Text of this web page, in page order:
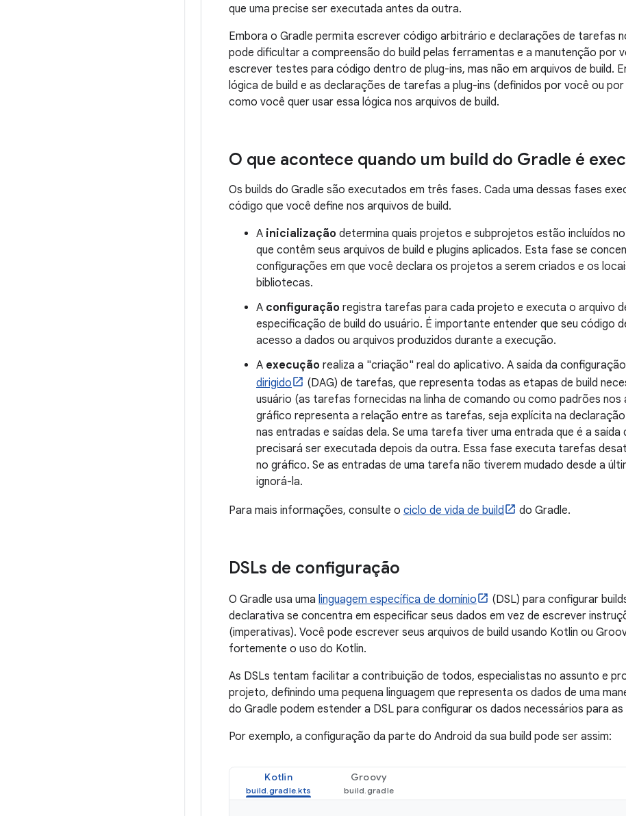
que uma precise ser executada antes da outra.
Embora o Gradle permita escrever código arbitrário e declarações de tarefas
pode dificultar a compreensão do build pelas ferramentas e a manutenção por
escrever testes para código dentro de plug-ins, mas não em arquivos de build.
lógica de build e as declarações de tarefas a plug-ins (definidos por você ou
como você quer usar essa lógica nos arquivos de build.
O que acontece quando um build do Gradle é
Os builds do Gradle são executados em três fases. Cada uma dessas fases
código que você define nos arquivos de build.
A inicialização determina quais projetos e subprojetos estão incluídos
que contêm seus arquivos de build e plugins aplicados. Esta fase se
configurações em que você declara os projetos a serem criados e os
bibliotecas.
A configuração registra tarefas para cada projeto e executa o arquivo
especificação de build do usuário. É importante entender que seu código
acesso a dados ou arquivos produzidos durante a execução.
A execução realiza a "criação" real do aplicativo. A saída da
dirigido
(DAG) de tarefas, que representa todas as etapas de build
usuário (as tarefas fornecidas na linha de comando ou como padrões nos
gráfico representa a relação entre as tarefas, seja explícita na
nas entradas e saídas dela. Se uma tarefa tiver uma entrada que é a
precisará ser executada depois da outra. Essa fase executa tarefas
no gráfico. Se as entradas de uma tarefa não tiverem mudado desde a
ignorá-la.
Para mais informações, consulte o ciclo de vida de build do Gradle.
DSLs de configuração
O Gradle usa uma linguagem específica de domínio
(DSL) para configurar
declarativa se concentra em especificar seus dados em vez de escrever
(imperativas). Você pode escrever seus arquivos de build usando Kotlin ou
fortemente o uso do Kotlin.
As DSLs tentam facilitar a contribuição de todos, especialistas no assunto e
projeto, definindo uma pequena linguagem que representa os dados de uma
do Gradle podem estender a DSL para configurar os dados necessários para
Por exemplo, a configuração da parte do Android da sua build pode ser assim:
Kotlin Groovy